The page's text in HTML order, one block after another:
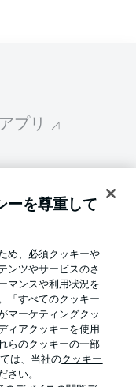
プリ
ャー
Mode
ーを尊重して
め、必須クッキーや
ンツやサービスのさ
マンスや利用状況を
「すべてのクッキー
マーケティングクッ
ィアクッキーを使用
らのクッキーの一部
は、当社のクッキー
さい。